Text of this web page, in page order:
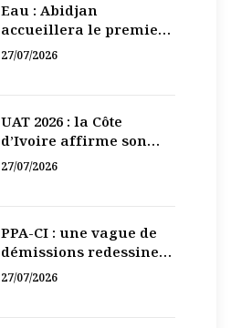
Eau : Abidjan
accueillera le premier
Forum régional de
27/07/2026
UAT 2026 : la Côte
d’Ivoire affirme son
leadership numérique
27/07/2026
PPA-CI : une vague de
démissions redessine
la recomposition
27/07/2026